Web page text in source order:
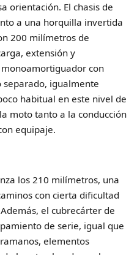
orientación. El chasis de
a una horquilla invertida
200 milímetros de
extensión y
con
separado, igualmente
habitual en este nivel de
moto tanto a la conducción
equipaje.
los 210 milímetros, una
con cierta dificultad
el cubrecárter de
de serie, igual que
elementos